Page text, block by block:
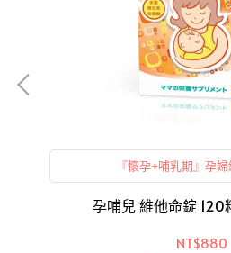
『懷孕+哺乳期』孕
孕哺兒 維他命錠 120
NT$880